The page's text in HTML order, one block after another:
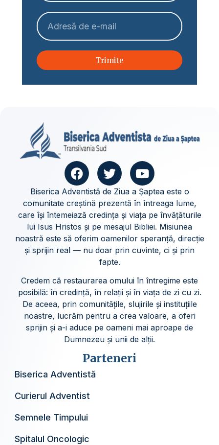
Trimite
Biserica Adventistă de Ziua a Șaptea este o
comunitate creștină prezentă în întreaga lume,
care își întemeiază credința și viața pe învățăturile
lui Isus Hristos și pe mesajul Bibliei. Misiunea
noastră este să oferim oamenilor speranță, direcție
și sprijin real — nu doar prin cuvinte, ci și prin
fapte.
Credem că restaurarea omului în întregime este
posibilă: în credință, în relații și în viața de zi cu zi.
De aceea, prin comunitățile, slujirile și instituțiile
noastre, lucrăm pentru a crea valoare, a oferi
sprijin și a-i aduce pe oameni mai aproape de
Dumnezeu și unii de alții.
Parteneri
Biserica Adventistă
Curierul Adventist
Semnele Timpului
Spitalul Oncologic